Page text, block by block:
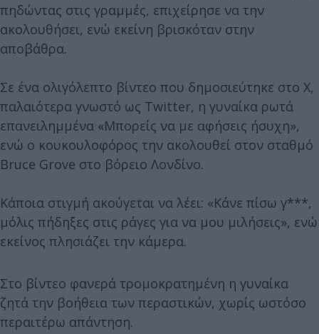
πηδώντας στις γραμμές, επιχείρησε να την
ακολουθήσει, ενώ εκείνη βρισκόταν στην
αποβάθρα.
Σε ένα ολιγόλεπτο βίντεο που δημοσιεύτηκε στο X,
παλαιότερα γνωστό ως Twitter, η γυναίκα ρωτά
επανειλημμένα «Μπορείς να με αφήσεις ήσυχη»,
ενώ ο κουκουλοφόρος την ακολουθεί στον σταθμό
Bruce Grove στο βόρειο Λονδίνο.
Κάποια στιγμή ακούγεται να λέει: «Κάνε πίσω γ***,
μόλις πήδηξες στις ράγες για να μου μιλήσεις», ενώ
εκείνος πλησιάζει την κάμερα.
Στο βίντεο φανερά τρομοκρατημένη η γυναίκα
ζητά την βοήθεια των περαστικών, χωρίς ωστόσο
περαιτέρω απάντηση.